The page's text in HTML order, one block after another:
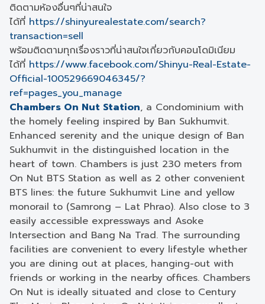
ติดตามห้องอื่นๆที่น่าสนใจ
ได้ที่ https://shinyurealestate.com/search?
transaction=sell
พร้อมติดตามทุกเรื่องราวที่น่าสนใจเกี่ยวกับคอนโดมิเนียม
ได้ที่ https://www.facebook.com/Shinyu-Real-Estate-
Official-100529669046345/?
ref=pages_you_manage
Chambers On Nut Station, a Condominium with
the homely feeling inspired by Ban Sukhumvit.
Enhanced serenity and the unique design of Ban
Sukhumvit in the distinguished location in the
heart of town. Chambers is just 230 meters from
On Nut BTS Station as well as 2 other convenient
BTS lines: the future Sukhumvit Line and yellow
monorail to (Samrong – Lat Phrao). Also close to 3
easily accessible expressways and Asoke
Intersection and Bang Na Trad. The surrounding
facilities are convenient to every lifestyle whether
you are dining out at places, hanging-out with
friends or working in the nearby offices. Chambers
On Nut is ideally situated and close to Century